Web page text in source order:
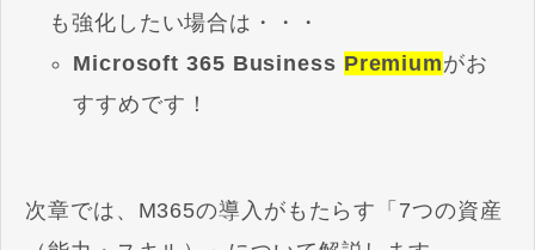
も強化したい場合は・・・
Microsoft 365 Business Premiumがお
すすめです！
次章では、M365の導入がもたらす「7つの資産